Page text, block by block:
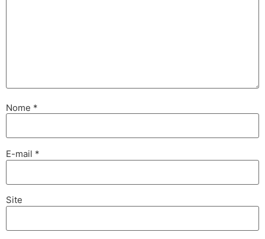
Nome *
E-mail *
Site